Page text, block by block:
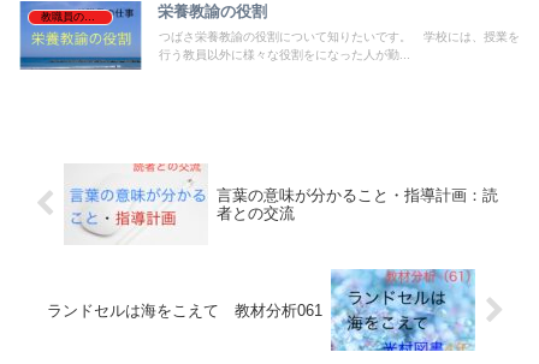
栄養教諭の役割
つばさ栄養教諭の役割について知りたいです。 学校には、授業を
行う教員以外に様々な役割をになった人が勤...
言葉の意味が分かること・指導計画：読
者との交流
ランドセルは海をこえて 教材分析061